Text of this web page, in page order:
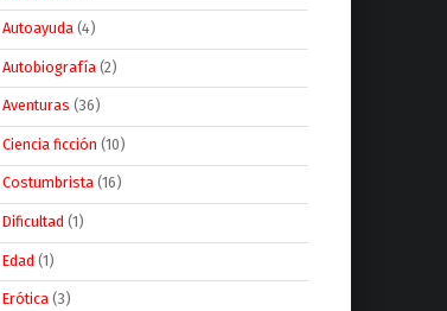
Autoayuda(4)
Autobiografía(2)
Aventuras (36)
Ciencia ficción (10)
Costumbrista(16)
Dificultad (1)
Edad (1)
Erótica(3)